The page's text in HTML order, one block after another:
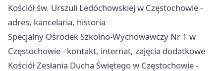
Kościół św. Urszuli Ledóchowskiej w Częstochowie -
adres, kancelaria, historia
Specjalny Ośrodek Szkolno-Wychowawczy Nr 1 w
Częstochowie - kontakt, internat, zajęcia dodatkowe
Kościół Zesłania Ducha Świętego w Częstochowie -